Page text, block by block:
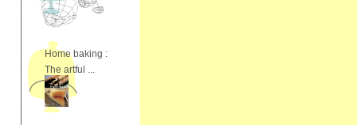
Home baking :
The artful ...